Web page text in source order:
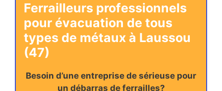
Ferrailleurs professionnels
pour évacuation de tous
types de métaux à Laussou
(47)
Besoin d’une entreprise de sérieuse pour
un débarras de ferrailles?